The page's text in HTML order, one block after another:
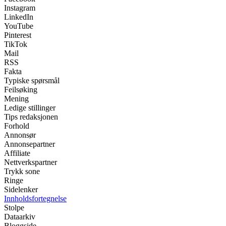
Instagram
LinkedIn
YouTube
Pinterest
TikTok
Mail
RSS
Fakta
Typiske spørsmål
Feilsøking
Mening
Ledige stillinger
Tips redaksjonen
Forhold
Annonsør
Annonsepartner
Affiliate
Nettverkspartner
Trykk sone
Ringe
Sidelenker
Innholdsfortegnelse
Stolpe
Dataarkiv